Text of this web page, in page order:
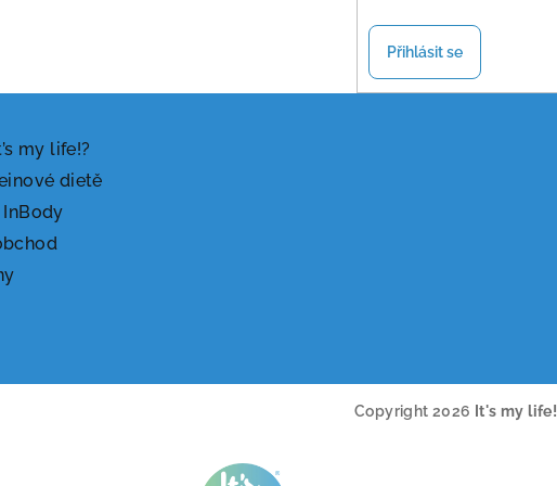
Přihlásit se
my life!?
dietě
InBody
Copyright 2026 It's my life!